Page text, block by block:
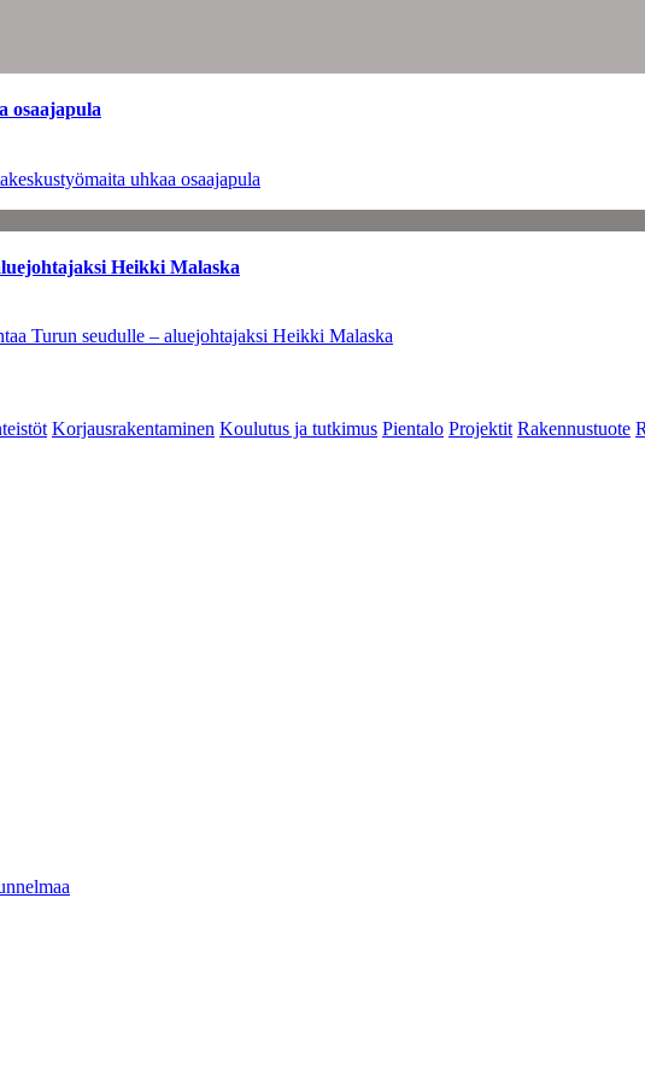
osaajapula
uhkaa osaajapula
Heikki Malaska
Turun seudulle – aluejohtajaksi Heikki Malaska
Korjausrakentaminen Koulutus ja tutkimus Pientalo Projektit Rakennustuote